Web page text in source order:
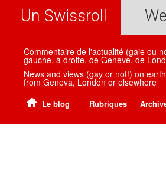
Un Swissroll
Commentaire de l'actualité (gaie ou
gauche, à droite, de Genève, de
News and views (gay or not!) on
from Geneva, London or elsewhere
Le blog Rubriques